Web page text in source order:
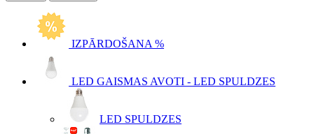
IZPĀRDOŠANA %
LED GAISMAS AVOTI - LED SPULDZES
LED SPULDZES